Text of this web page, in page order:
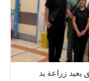
زراعة يد